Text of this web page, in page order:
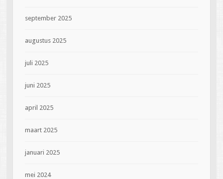
september 2025
augustus 2025
juli 2025
juni 2025
april 2025
maart 2025
januari 2025
mei 2024